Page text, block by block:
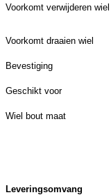
Voorkomt verwijderen wiel
Voorkomt draaien wiel
Bevestiging
Geschikt voor
Wiel bout maat
Leveringsomvang